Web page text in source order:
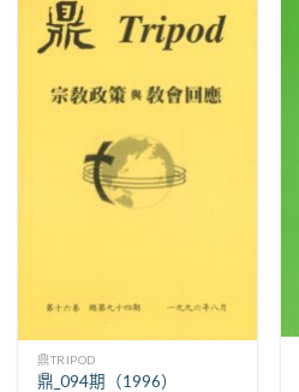
鼎TRIPOD
鼎_094期（1996）